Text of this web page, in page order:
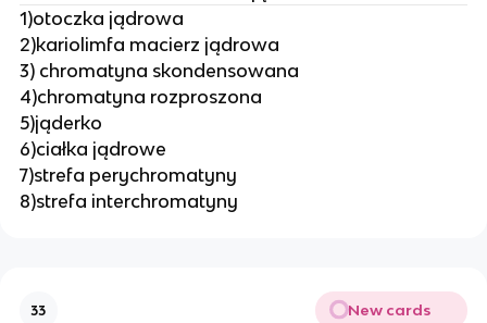
1)otoczka jądrowa
2)kariolimfa macierz jądrowa
3) chromatyna skondensowana
4)chromatyna rozproszona
5)jąderko
6)ciałka jądrowe
7)strefa perychromatyny
8)strefa interchromatyny
33 New cards